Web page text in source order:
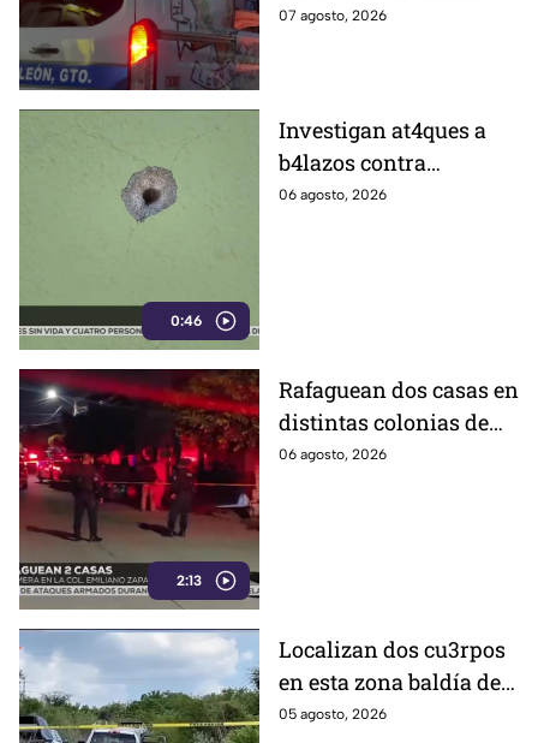
León, tras ser víctima de un
07 agosto, 2026
0:46
Investigan at4ques a
b4lazos contra
distintos domicilios en
06 agosto, 2026
2:13
Rafaguean dos casas en
distintas colonias de
Celaya; esto fue lo que
06 agosto, 2026
Localizan dos cu3rpos
en esta zona baldía de
León; autoridades
05 agosto, 2026